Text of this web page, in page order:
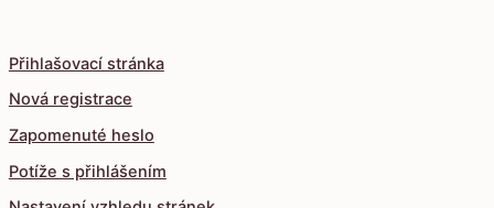
Přihlašovací stránka
Nová registrace
Zapomenuté heslo
Potíže s přihlášením